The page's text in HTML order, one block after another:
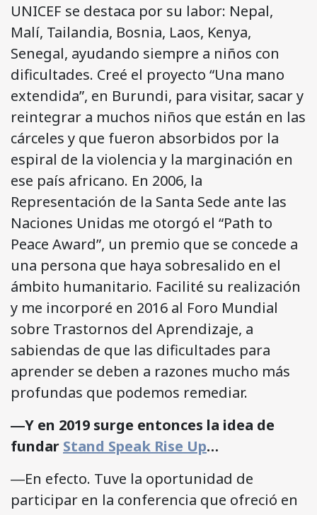
UNICEF se destaca por su labor: Nepal,
Malí, Tailandia, Bosnia, Laos, Kenya,
Senegal, ayudando siempre a niños con
dificultades. Creé el proyecto “Una mano
extendida”, en Burundi, para visitar, sacar y
reintegrar a muchos niños que están en las
cárceles y que fueron absorbidos por la
espiral de la violencia y la marginación en
ese país africano. En 2006, la
Representación de la Santa Sede ante las
Naciones Unidas me otorgó el “Path to
Peace Award”, un premio que se concede a
una persona que haya sobresalido en el
ámbito humanitario. Facilité su realización
y me incorporé en 2016 al Foro Mundial
sobre Trastornos del Aprendizaje, a
sabiendas de que las dificultades para
aprender se deben a razones mucho más
profundas que podemos remediar.
―Y en 2019 surge entonces la idea de
fundar Stand Speak Rise Up…
―En efecto. Tuve la oportunidad de
participar en la conferencia que ofreció en